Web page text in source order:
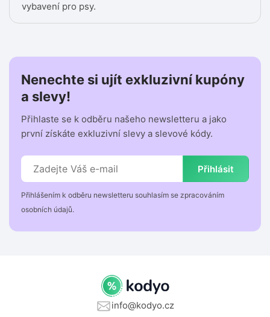
vybavení pro psy.
Nenechte si ujít exkluzivní kupóny
a slevy!
Přihlaste se k odběru našeho newsletteru a jako
první získáte exkluzivní slevy a slevové kódy.
Přihlásit
Přihlášením k odběru newsletteru souhlasím se zpracováním
osobních údajů.
info@kodyo.cz